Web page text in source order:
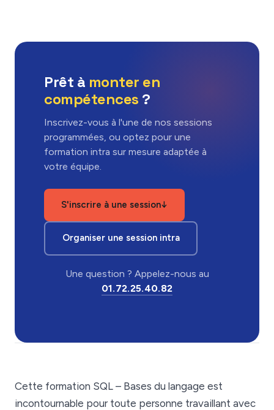
Prêt à monter en
compétences ?
Inscrivez-vous à l'une de nos sessions
programmées, ou optez pour une
formation intra sur mesure adaptée à
votre équipe.
S'inscrire à une session↓
Organiser une session intra
Une question ? Appelez-nous au
01.72.25.40.82
Cette formation SQL – Bases du langage est
incontournable pour toute personne travaillant avec